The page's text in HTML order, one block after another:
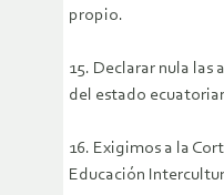
propio.
15. Declarar nula
del estado
16. Exigimos a la
Educación